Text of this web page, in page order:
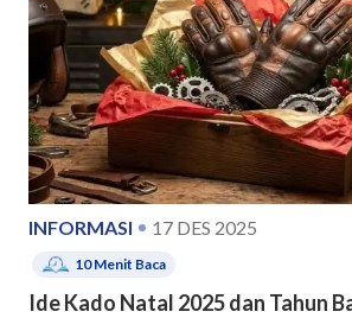
INFORMASI 17 DES 2025
10Menit Baca
Ide Kado Natal 2025 dan Tahun